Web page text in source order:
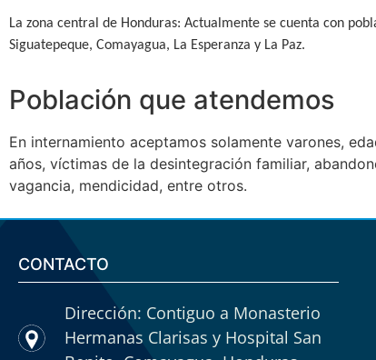
La zona central de Honduras: Actualmente se cuenta con
Siguatepeque, Comayagua, La Esperanza y La Paz.
Población que atendemos
En internamiento aceptamos solamente varones,
años, víctimas de la desintegración familiar,
vagancia, mendicidad, entre otros.
CONTACTO
Dirección: Contiguo a Monasterio
Hermanas Clarisas y Hospital San